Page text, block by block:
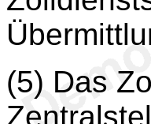
(5) Das